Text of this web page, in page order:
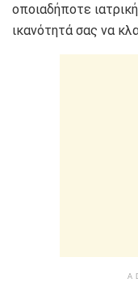
οποιαδήποτε
ικανότητά σας να